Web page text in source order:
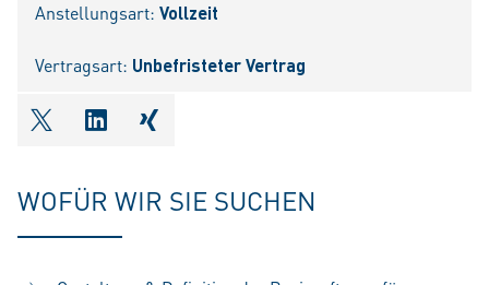
Anstellungsart: Vollzeit
Vertragsart: Unbefristeter Vertrag
shareOntwitter
shareOnlinkedIn
shareOnxing
WOFÜR WIR SIE SUCHEN